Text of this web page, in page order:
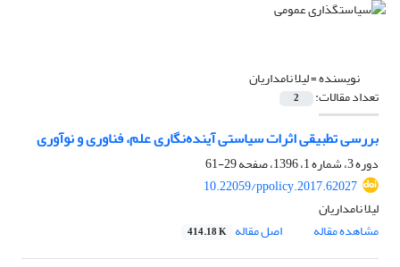
نویسنده =لیلا نامداریان
تعداد مقالات: 2
بررسی تطبیقی اثرات سیاستی آینده‌نگاری علم، فناوری و نوآوری
دوره 3، شماره 1، 1396، صفحه
29-61
10.22059/ppolicy.2017.62027
لیلا نامداریان
مشاهده مقاله
اصل مقاله 414.18 K